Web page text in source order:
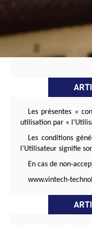
Les présentes «
utilisation par «
Les conditions
l’Utilisateur signifie
En cas de non-
www.vintech-